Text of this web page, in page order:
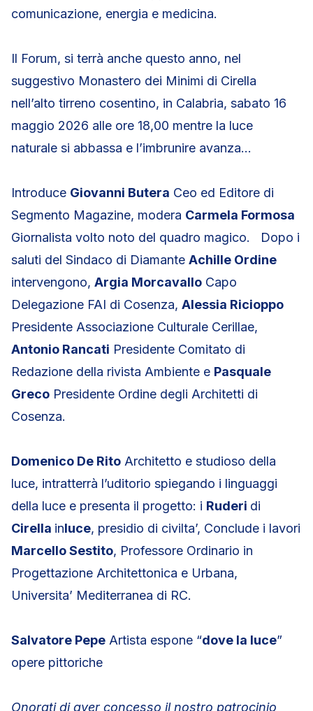
comunicazione, energia e medicina.
Il Forum, si terrà anche questo anno, nel
suggestivo Monastero dei Minimi di Cirella
nell’alto tirreno cosentino, in Calabria, sabato 16
maggio 2026 alle ore 18,00 mentre la luce
naturale si abbassa e l’imbrunire avanza…
Introduce Giovanni Butera Ceo ed Editore di
Segmento Magazine, modera Carmela Formosa
Giornalista volto noto del quadro magico. Dopo i
saluti del Sindaco di Diamante Achille Ordine
intervengono, Argia Morcavallo Capo
Delegazione FAI di Cosenza, Alessia Ricioppo
Presidente Associazione Culturale Cerillae,
Antonio Rancati Presidente Comitato di
Redazione della rivista Ambiente e Pasquale
Greco Presidente Ordine degli Architetti di
Cosenza.
Domenico De Rito Architetto e studioso della
luce, intratterrà l’uditorio spiegando i linguaggi
della luce e presenta il progetto: i Ruderi di
Cirella inluce, presidio di civilta’, Conclude i lavori
Marcello Sestito, Professore Ordinario in
Progettazione Architettonica e Urbana,
Universita’ Mediterranea di RC.
Salvatore Pepe Artista espone “dove la luce”
opere pittoriche
Onorati di aver concesso il nostro patrocinio